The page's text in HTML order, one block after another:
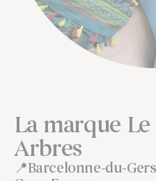
La marque
Arbres
Barcelonne-du-